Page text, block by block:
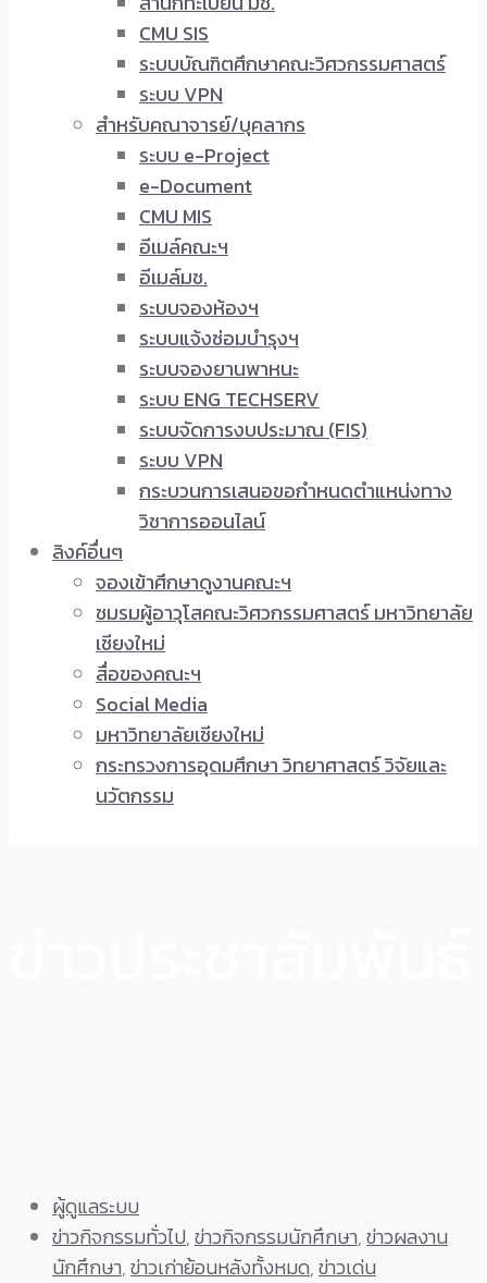
CMU SIS
ระบบบัณฑิตศึกษาคณะวิศวกรรมศาสตร์
ระบบ VPN
สำหรับคณาจารย์/บุคลากร
ระบบ e-Project
e-Document
CMU MIS
อีเมล์คณะฯ
อีเมล์มช.
ระบบจองห้องฯ
ระบบแจ้งซ่อมบำรุงฯ
ระบบจองยานพาหนะ
ระบบ ENG TECHSERV
ระบบจัดการงบประมาณ (FIS)
ระบบ VPN
กระบวนการเสนอขอกำหนดตำแหน่งทาง
วิชาการออนไลน์
ลิงค์อื่นๆ
จองเข้าศึกษาดูงานคณะฯ
ชมรมผู้อาวุโสคณะวิศวกรรมศาสตร์ มหาวิทยาลัย
เชียงใหม่
สื่อของคณะฯ
Social Media
มหาวิทยาลัยเชียงใหม่
กระทรวงการอุดมศึกษา วิทยาศาสตร์ วิจัยและ
นวัตกรรม
ผู้ดูแลระบบ
ข่าวกิจกรรมทั่วไป,ข่าวกิจกรรมนักศึกษา,ข่าวผลงาน
นักศึกษา,ข่าวเก่าย้อนหลังทั้งหมด,ข่าวเด่น